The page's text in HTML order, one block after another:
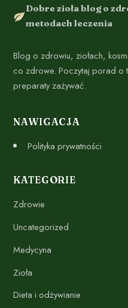
Dobre zioła blog o
metodach leczenia
Blog o zdrowiu, ziołach,
co zdrowe. Poczytaj porad o
preparaty zażywać.
NAWIGACJA
Polityka prywatności
KATEGORIE
Zdrowie
Uncategorized
Medycyna
Zioła
Dieta i odżywianie